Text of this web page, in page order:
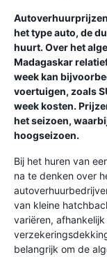
het type auto, de
huurt. Over het
Madagaskar
week kan
voertuigen, zoals
week kosten.
het seizoen,
hoogseizoen.
Bij het huren van
na te denken over
van kleine
variëren,
belangrijk om de